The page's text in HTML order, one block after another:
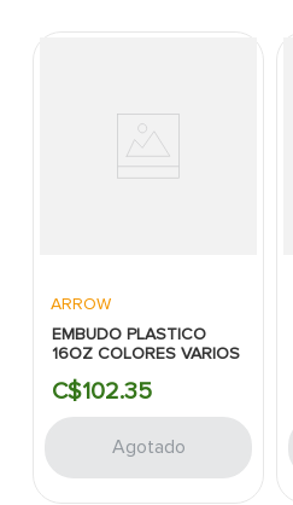
ARROW
EMBUDO PLASTICO
16OZ COLORES VARIOS
C$102.35
Agotado